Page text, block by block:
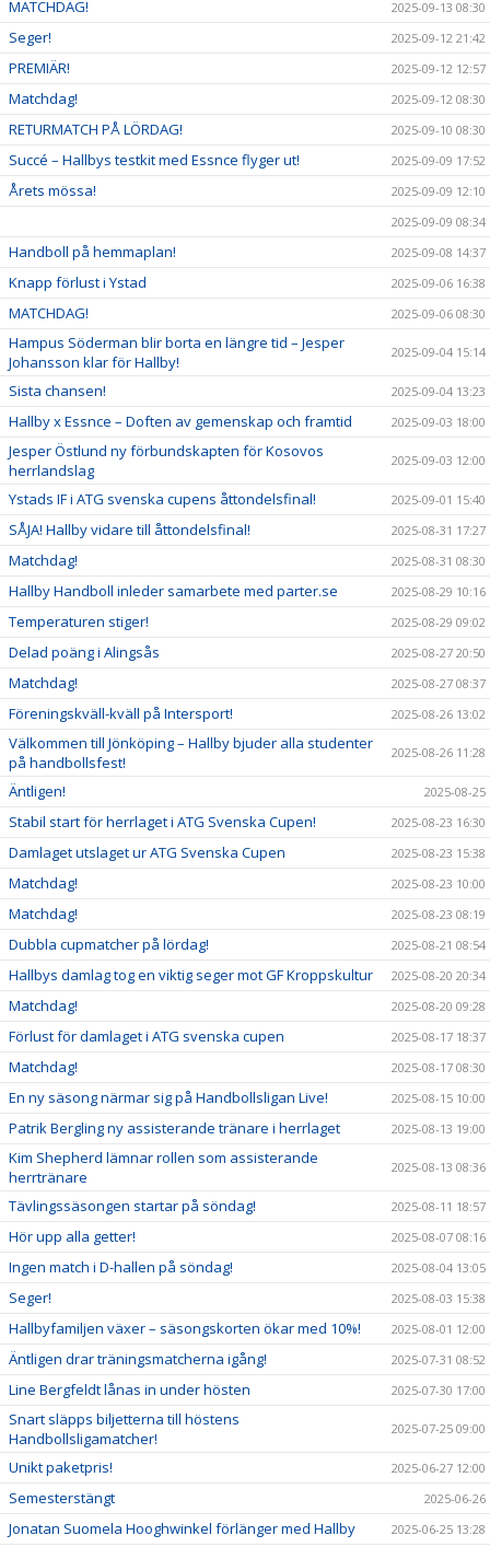
MATCHDAG! 2025-09-13 08:30
Seger! 2025-09-12 21:42
PREMIÄR! 2025-09-12 12:57
Matchdag! 2025-09-12 08:30
RETURMATCH PÅ LÖRDAG! 2025-09-10 08:30
Succé – Hallbys testkit med Essnce flyger ut! 2025-09-09 17:52
Årets mössa!
2025-09-09 12:10
2025-09-09 08:34
Handboll på hemmaplan! 2025-09-08 14:37
Knapp förlust i Ystad 2025-09-06 16:38
MATCHDAG! 2025-09-06 08:30
Hampus Söderman blir borta en längre tid – Jesper
Johansson klar för Hallby!
2025-09-04 15:14
Sista chansen! 2025-09-04 13:23
Hallby x Essnce – Doften av gemenskap och framtid 2025-09-03 18:00
Jesper Östlund ny förbundskapten för Kosovos
herrlandslag
2025-09-03 12:00
Ystads IF i ATG svenska cupens åttondelsfinal! 2025-09-01 15:40
SÅJA! Hallby vidare till åttondelsfinal! 2025-08-31 17:27
Matchdag! 2025-08-31 08:30
Hallby Handboll inleder samarbete med parter.se 2025-08-29 10:16
Temperaturen stiger! 2025-08-29 09:02
Delad poäng i Alingsås 2025-08-27 20:50
Matchdag! 2025-08-27 08:37
Föreningskväll-kväll på Intersport! 2025-08-26 13:02
Välkommen till Jönköping – Hallby bjuder alla studenter
på handbollsfest!
2025-08-26 11:28
Äntligen! 2025-08-25
Stabil start för herrlaget i ATG Svenska Cupen! 2025-08-23 16:30
Damlaget utslaget ur ATG Svenska Cupen 2025-08-23 15:38
Matchdag! 2025-08-23 10:00
Matchdag! 2025-08-23 08:19
Dubbla cupmatcher på lördag! 2025-08-21 08:54
Hallbys damlag tog en viktig seger mot GF Kroppskultur 2025-08-20 20:34
Matchdag! 2025-08-20 09:28
Förlust för damlaget i ATG svenska cupen 2025-08-17 18:37
Matchdag! 2025-08-17 08:30
En ny säsong närmar sig på Handbollsligan Live! 2025-08-15 10:00
Patrik Bergling ny assisterande tränare i herrlaget 2025-08-13 19:00
Kim Shepherd lämnar rollen som assisterande
herrtränare
2025-08-13 08:36
Tävlingssäsongen startar på söndag! 2025-08-11 18:57
Hör upp alla getter! 2025-08-07 08:16
Ingen match i D-hallen på söndag! 2025-08-04 13:05
Seger! 2025-08-03 15:38
Hallbyfamiljen växer – säsongskorten ökar med 10%! 2025-08-01 12:00
Äntligen drar träningsmatcherna igång! 2025-07-31 08:52
Line Bergfeldt lånas in under hösten 2025-07-30 17:00
Snart släpps biljetterna till höstens
Handbollsligamatcher!
2025-07-25 09:00
Unikt paketpris! 2025-06-27 12:00
Semesterstängt 2025-06-26
Jonatan Suomela Hooghwinkel förlänger med Hallby 2025-06-25 13:28